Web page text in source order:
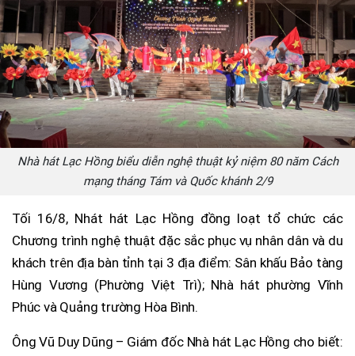
Nhà hát Lạc Hồng biểu diễn nghệ thuật kỷ niệm 80 năm Cách
mạng tháng Tám và Quốc khánh 2/9
Tối 16/8, Nhát hát Lạc Hồng đồng loạt tổ chức các
Chương trình nghệ thuật đặc sắc phục vụ nhân dân và du
khách trên địa bàn tỉnh tại 3 địa điểm: Sân khấu Bảo tàng
Hùng Vương (Phường Việt Trì); Nhà hát phường Vĩnh
Phúc và Quảng trường Hòa Bình.
Ông Vũ Duy Dũng – Giám đốc Nhà hát Lạc Hồng cho biết: